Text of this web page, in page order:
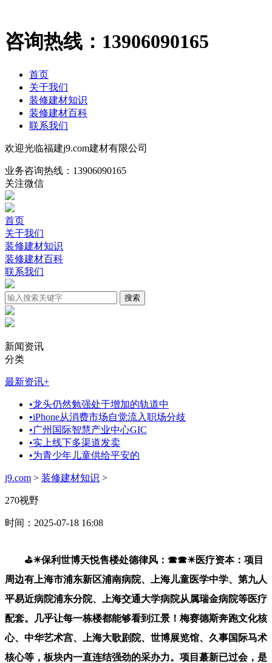
咨询热线： 13906090165
首页
关于我们
装修建材知识
装修建材百科
联系我们
欢迎光临福建j9.com建材有限公司
业务咨询热线： 13906090165
关注微信
首页
关于我们
装修建材知识
装修建材百科
联系我们
新闻资讯
分类
最新资讯+
•龙头仍然勉强处于增加的轨道中
•iPhone从消费市场自觉流入职场分歧
•广州国际智慧产业中心GIC
•实上线下多渠道发卖
•为青少年儿童供给平安的
j9.com > 装修建材知识 >
270视野
时间：2025-07-18 16:08
⛳☀︎保利世博天悦售楼处德律风：☎☎☀︎医疗资本：项目
周边有上海市浦东新区浦南病院、上海儿童医学中学、第九人
平易近病院浦东分院、上海交通大学病院从属瑞金病院等医疗
配套。几乎让每一栋楼都能够看到江景！梅赛德斯奔跑文化核
心、中华艺术宫、上海大歌剧院、世博展览馆、久事国际马术
核心等，板块内一直连结强劲的采办力。项目蕞新已过会，是